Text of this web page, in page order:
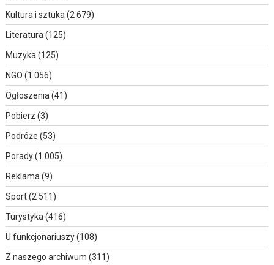
Kultura i sztuka (2 679)
Literatura (125)
Muzyka (125)
NGO (1 056)
Ogłoszenia (41)
Pobierz (3)
Podróże (53)
Porady(1 005)
Reklama (9)
Sport(2 511)
Turystyka (416)
U funkcjonariuszy(108)
Z naszego archiwum (311)